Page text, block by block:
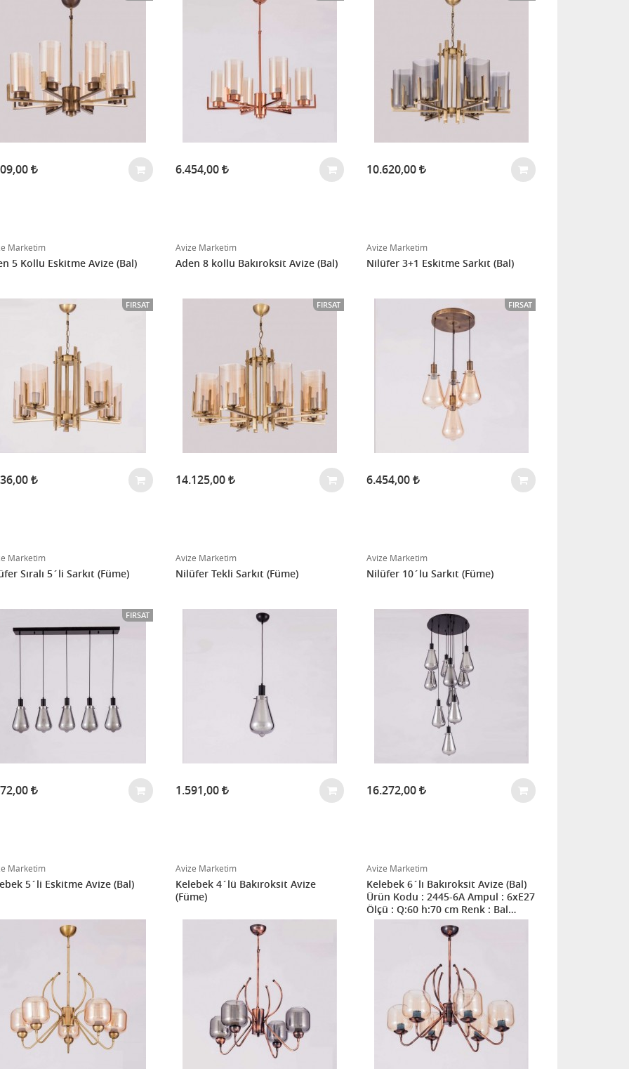
6.454,00 10.620,00
Marketim
5 Kollu Eskitme Avize (Bal)
FIRSAT
Avize Marketim
Aden 8 kollu Bakıroksit Avize (Bal)
FIRSAT
14.125,00
Avize Marketim
Nilüfer 3+1 Eskitme Sarkıt (Bal)
FIRSAT
6.454,00
Marketim
Sıralı 5´li Sarkıt (Füme)
FIRSAT
Avize Marketim
Nilüfer Tekli Sarkıt (Füme)
1.591,00
Avize Marketim
Nilüfer 10´lu Sarkıt (Füme)
16.272,00
Marketim
5´li Eskitme Avize (Bal)
Avize Marketim
Kelebek 4´lü Bakıroksit Avize
(Füme)
Avize Marketim
Kelebek 6´lı Bakıroksit Avize (Bal)
Ürün Kodu : 2445-6A Ampul : 6xE27
Ölçü : Q:60 h:70 cm Renk : Bal
Materyal : Metal - Cam Max.Watt :